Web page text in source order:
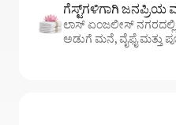
ಗೆಸ್ಟ್‌ಗಳಿಗಾಗಿ
ಲಾಸ್ ಏಂಜಲೀಸ್
ಅಡುಗೆ ಮನೆ, ವೈಫೈ ಮತ್ತು